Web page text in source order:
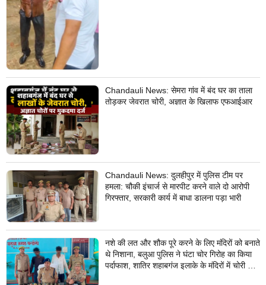
Chandauli News: सेमरा गांव में बंद घर का ताला
तोड़कर जेवरात चोरी, अज्ञात के खिलाफ एफआईआर
Chandauli News: दुलहीपुर में पुलिस टीम पर
हमला: चौकी इंचार्ज से मारपीट करने वाले दो आरोपी
गिरफ्तार, सरकारी कार्य में बाधा डालना पड़ा भारी
नशे की लत और शौक पूरे करने के लिए मंदिरों को बनाते
थे निशाना, बलुआ पुलिस ने घंटा चोर गिरोह का किया
पर्दाफाश, शातिर शहाबगंज इलाके के मंदिरों में चोरी की